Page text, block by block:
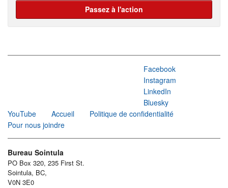
Passez à l'action
Facebook
Instagram
LinkedIn
Bluesky
YouTube
Accueil
Politique de confidentialité
Pour nous joindre
Bureau Sointula
PO Box 320, 235 First St.
Sointula, BC,
V0N 3E0